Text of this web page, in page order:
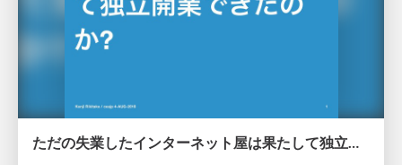
ただの失業したインターネット屋は果たして独立開業できたのか? / Did the fired internet engineer finally start up his business successfully as an independent consultant?